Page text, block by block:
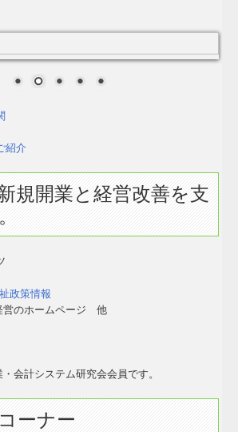
規開業と経営改善を支
政策情報
営のホームページ 他
会計システム研究会会員です。
ーナー